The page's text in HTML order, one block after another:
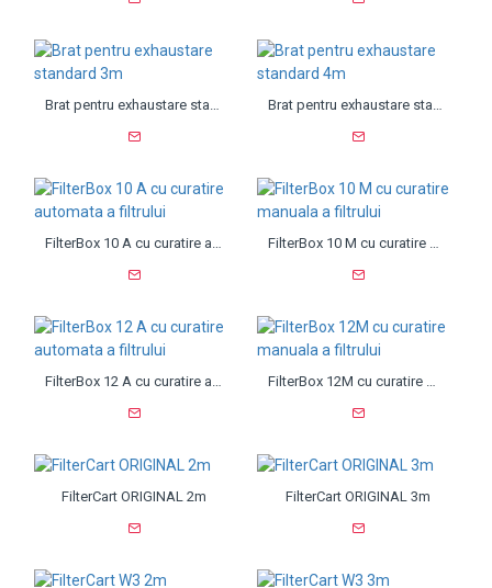
Brat pentru exhaustare standard 3m Brat pentru exhaustare standard 4m
FilterBox 10 A cu curatire automata a filtrului FilterBox 10 M cu curatire manuala a filtrului
FilterBox 12 A cu curatire automata a filtrului FilterBox 12M cu curatire manuala a filtrului
FilterCart ORIGINAL 2m FilterCart ORIGINAL 3m